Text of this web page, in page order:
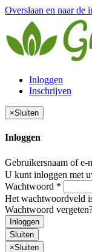
Overslaan en naar de
Inloggen
Inschrijven
×Sluiten
Inloggen
Gebruikersnaam of e-
U kunt inloggen met
Wachtwoord *
Het wachtwoordveld
Wachtwoord
Inloggen
Sluiten
×Sluiten